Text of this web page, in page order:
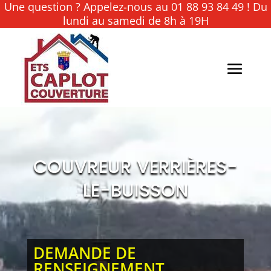
Une question ? Appelez-nous au 01 88 93 84 49 ! Du
lundi au samedi de 8h à 19H
COUVREUR VERRIÈRES-
LE-BUISSON
DEMANDE DE